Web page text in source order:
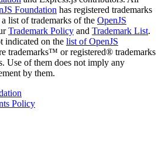
Foundation has registered trademarks
list of trademarks of the OpenJS
Trademark Policy and Trademark List.
indicated on the list of OpenJS
trademarks™ or registered® trademarks
Use of them does not imply any
by them.
Policy